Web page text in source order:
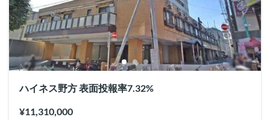
ハイネス野方 表面投報率7.32%
¥11,310,000